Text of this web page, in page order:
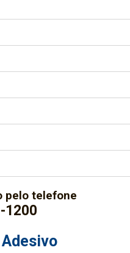
pelo telefone
1200